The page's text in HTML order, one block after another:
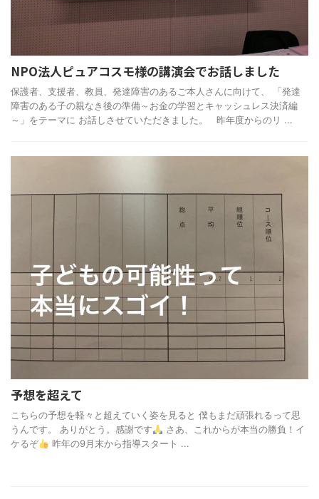
NPO法人ピュアコスモ様の講演会でお話しました
保護者、支援者、教員、発達障害のあるご本人さんに向けて、 「発達
障害のある子の親なき後の準備～お金の学習とキャッシュレス決済編
～」をテーマに お話しさせていただきました。 昨年度からのリ ...
予想を超えて
こちらの予想を軽々と超えていく姿を見ると 僕もまだ頑張れるって思
うんです。 ありがとう。感謝です
さあ、これからが本当の勝負！イ
ケるぞ
昨年の9月末から指導スタート ...